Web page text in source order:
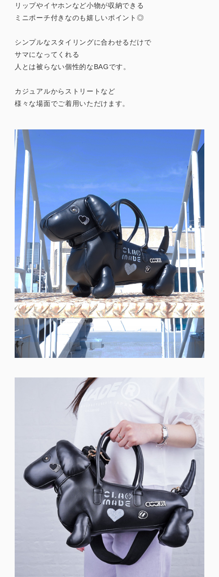
リップやイヤホンなど小物が収納できる
ミニポーチ付きなのも嬉しいポイント◎
シンプルなスタイリングに合わせるだけで
サマになってくれる
人とは被らない個性的なBAGです。
カジュアルからストリートなど
様々な場面でご着用いただけます。